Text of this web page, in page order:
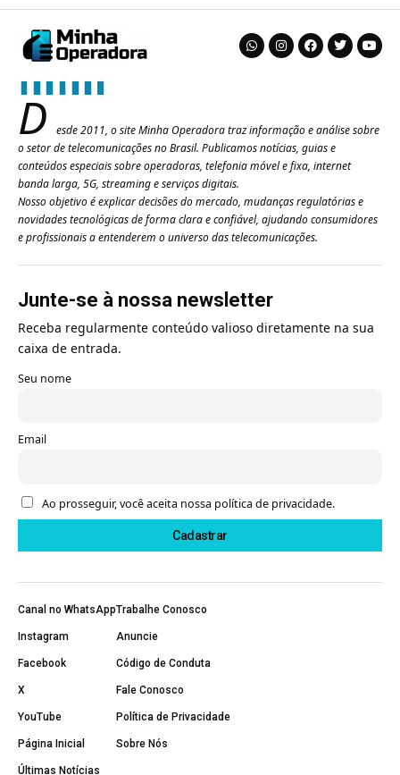
D
esde 2011, o site Minha Operadora traz informação e análise sobre
o setor de telecomunicações no Brasil. Publicamos notícias, guias e
conteúdos especiais sobre operadoras, telefonia móvel e fixa, internet
banda larga, 5G, streaming e serviços digitais.
Nosso objetivo é explicar decisões do mercado, mudanças regulatórias e
novidades tecnológicas de forma clara e confiável, ajudando consumidores
e profissionais a entenderem o universo das telecomunicações.
Junte-se à nossa newsletter
Receba regularmente conteúdo valioso diretamente na sua
caixa de entrada.
Seu nome
Email
Ao prosseguir, você aceita nossa política de privacidade.
Canal no WhatsApp
Instagram
Facebook
X
YouTube
Página Inicial
Últimas Notícias
Trabalhe Conosco
Anuncie
Código de Conduta
Fale Conosco
Política de Privacidade
Sobre Nós